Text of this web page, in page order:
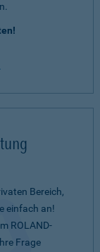
Bereich,
einfach an!
ROLAND-
Frage